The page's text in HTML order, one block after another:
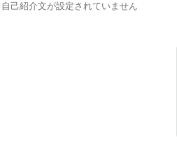
自己紹介文が設定されていません